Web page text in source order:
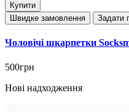
Купити
Швидке замовлення
Задати
Чоловічі шкарпетки
500грн
Нові надходження